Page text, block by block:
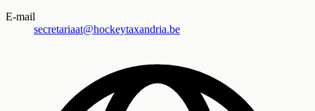
E-mail
secretariaat@hockeytaxandria.be